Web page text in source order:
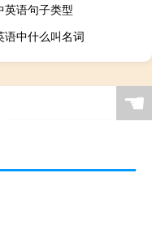
英语句子类型
语中什么叫名词
☚